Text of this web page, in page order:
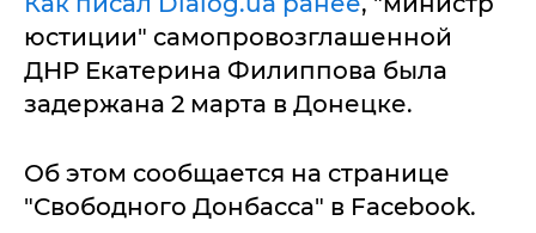
юстиции" самопровозглашенной
ДНР Екатерина Филиппова была
задержана 2 марта в Донецке.
Об этом сообщается на странице
"Свободного Донбасса" в Facebook.